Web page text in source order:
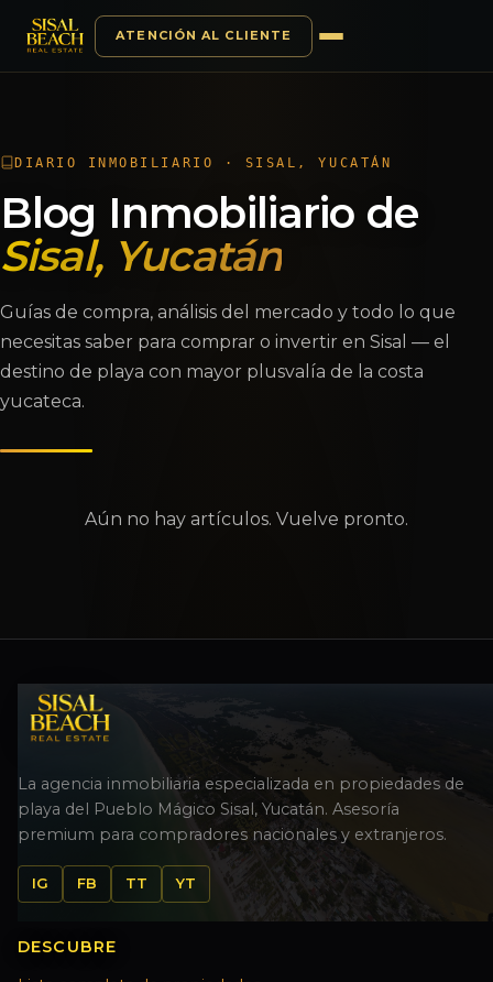
ATENCIÓN AL CLIENTE
DIARIO INMOBILIARIO · SISAL, YUCATÁN
Blog Inmobiliario de
Sisal, Yucatán
Guías de compra, análisis del mercado y todo lo que
necesitas saber para comprar o invertir en Sisal — el
destino de playa con mayor plusvalía de la costa
yucateca.
Aún no hay artículos. Vuelve pronto.
La agencia inmobiliaria especializada en propiedades de
playa del Pueblo Mágico Sisal, Yucatán. Asesoría
premium para compradores nacionales y extranjeros.
IG FB TT YT
DESCUBRE